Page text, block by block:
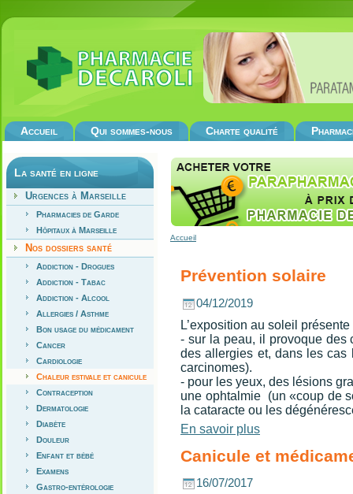
Accueil Qui sommes-nous Charte qualité
La santé en ligne
Urgences à Marseille
Pharmacies de Garde
Hôpitaux à Marseille
Nos dossiers santé
Addiction - Drogues
Addiction - Tabac
Addiction - Alcool
Allergies / Asthme
Bon usage du médicament
Cancer
Cardiologie
Chaleur estivale et canicule
Contraception
Dermatologie
Diabète
Douleur
Enfant et bébé
Examens
Gastro-entérologie
Accueil
Prévention solaire
04/12/2019
L’exposition au soleil
- sur la peau, il provoque des
des allergies et, dans les cas
carcinomes).
- pour les yeux, des lésions
une ophtalmie (un «coup de
la cataracte ou les
En savoir plus
Canicule et
16/07/2017